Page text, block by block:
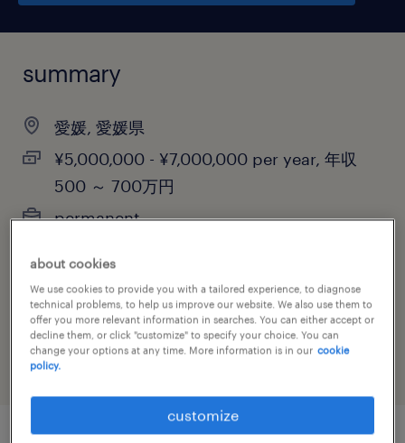
summary
愛媛, 愛媛県
¥5,000,000 - ¥7,000,000 per year, 年収
500 ～ 700万円
permanent
job category
administrative & support services
about cookies
We use cookies to provide you with a tailored experience, to diagnose
technical problems, to help us improve our website. We also use them to
offer you more relevant information in searches. You can either accept or
decline them, or click "customize" to specify your choice. You can
change your options at any time. More information is in our cookie
policy.
customize